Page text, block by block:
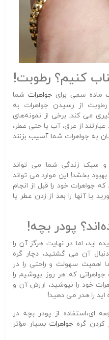
ماده سمی برای جواهرات شما
از رسیدن جواهرات به
می کند. برخی از نمونه‌های
از عرق، آب یا حتی عطر،
به جواهرات شماآسیب بزنند
و سبک زندگی شما می تواند
بخشد! این موارد می تواند
جواهرات خود را قبل از انجام
یا آنها را بعد از زدن عطر یا
اید، اما در نهایت هرگز آن را
آن می گشتید، دچار گره
اهمیت سهولت و راحتی را در
که هر روز بپوشیم را
خود را نپوشید، ارزش آن و
اید را هدر می دهید!
ای،استفاده از پودر بچه در
کردن گره جواهراتبسیار مؤثر